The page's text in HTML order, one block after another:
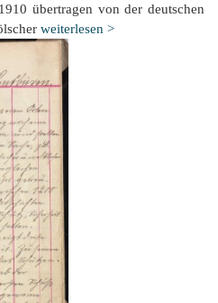
übertragen von der deutschen
weiterlesen >